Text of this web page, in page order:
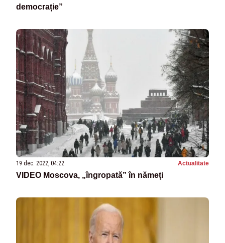
democrație”
19 dec. 2022, 04:22 Actualitate
VIDEO Moscova, „îngropată” în nămeți